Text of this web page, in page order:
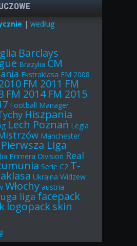
| według
Barclays
Brazylia CM
Ekstraklasa FM 2008
FM 2011 FM
FM 2014 FM 2015
Football Manager
Hiszpania
Lech Poznań Legia
Manchester
Pierwsza Liga
Primera Division Real
Serie C2 T-
Ukraina Widzew
Włochy austria
liga facepack
logopack skin